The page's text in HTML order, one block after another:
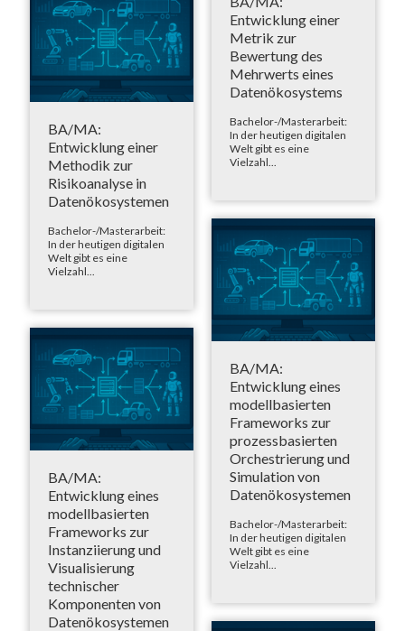
Entwicklung einer
Metrik zur
Bewertung des
Mehrwerts eines
Datenökosystems
Bachelor-/Masterarbeit:
In der heutigen digitalen
Welt gibt es eine
Vielzahl...
BA/MA:
Entwicklung einer
Methodik zur
Risikoanalyse in
Datenökosystemen
Bachelor-/Masterarbeit:
In der heutigen digitalen
Welt gibt es eine
Vielzahl...
BA/MA:
Entwicklung eines
modellbasierten
Frameworks zur
prozessbasierten
Orchestrierung und
Simulation von
Datenökosystemen
Bachelor-/Masterarbeit:
In der heutigen digitalen
Welt gibt es eine
Vielzahl...
BA/MA:
Entwicklung eines
modellbasierten
Frameworks zur
Instanziierung und
Visualisierung
technischer
Komponenten von
Datenökosystemen